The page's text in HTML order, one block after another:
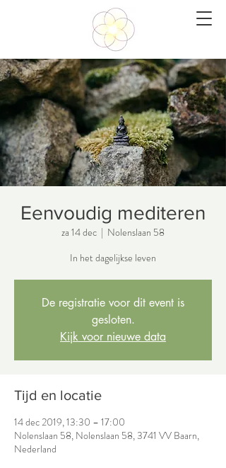
Eenvoudig mediteren
za 14 dec
  |
Nolenslaan 58
In het dagelijkse leven
De registratie voor dit event is
gesloten.
Kijk voor nieuwe data
Tijd en locatie
14 dec 2019, 13:30 – 17:00
Nolenslaan 58, Nolenslaan 58, 3741 VV Baarn,
Nederland